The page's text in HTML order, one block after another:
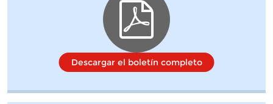
Descargar el boletín completo